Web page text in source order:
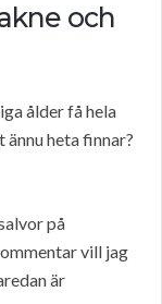
och
ålder få hela
heta finnar?
på
vill jag
är